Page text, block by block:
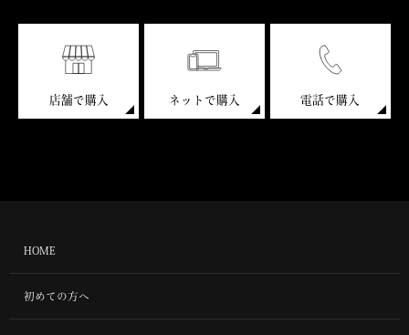
店舗で購入 ネットで購入 電話で購入
HOME
初めての方へ